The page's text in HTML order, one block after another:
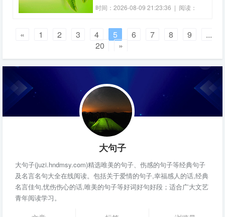
《踏莎行》3、相顾无言，惟有泪千行。
恨依依。——李煜《临江仙》5、几次细
思量，情愿相思苦！——胡适《生查
时间：2026-08-09 21:23:36 | 阅读：
« 1 2 3 4 5 6 7 8 9
...
20
»
大句子
大句子(juzi.hndmsy.com)精选唯美的句子、伤感的句子等经典句子
及名言名句大全在线阅读。包括关于爱情的句子,幸福感人的话,经典
名言佳句,忧伤伤心的话,唯美的句子等好词好句好段；适合广大文艺
青年阅读学习。